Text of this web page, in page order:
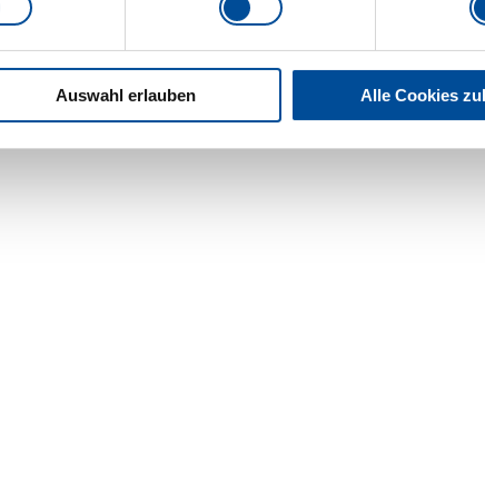
Auswahl erlauben Alle Cookies